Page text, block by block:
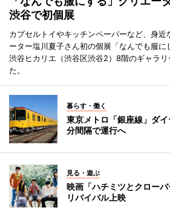
渋谷で初個展
カプセルトイやキッチンペーパーなど、身近
ーター塩川夏子さん初の個展「なんでも服に
渋谷ヒカリエ（渋谷区渋谷2）8階のギャラ
た。
暮らす・働く
東京メトロ「銀座線」ダ
分間隔で運行へ
見る・遊ぶ
映画「ハチミツとクロー
リバイバル上映